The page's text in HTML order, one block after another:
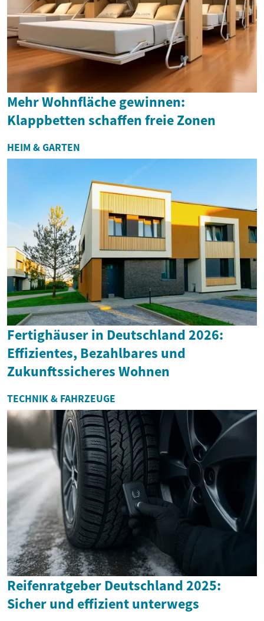
Mehr Wohnfläche gewinnen:
Klappbetten schaffen freie Zonen
HEIM & GARTEN
Fertighäuser in Deutschland 2026:
Effizientes, Bezahlbares und
Zukunftssicheres Wohnen
TECHNIK & FAHRZEUGE
Reifenratgeber Deutschland 2025:
Sicher und effizient unterwegs